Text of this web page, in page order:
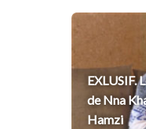
EXLUSIF.
de Nna
Hamzi